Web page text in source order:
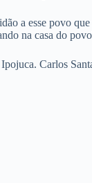
a esse povo
na casa do
Carlos